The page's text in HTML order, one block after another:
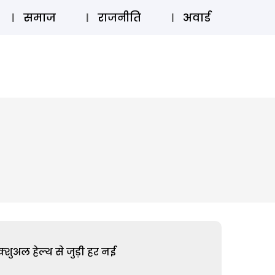
लॉग इन ⚲ SUBSCRIBE
समाज राजनीति अवार्ड
हेल्थ से जुड़ी हर नई